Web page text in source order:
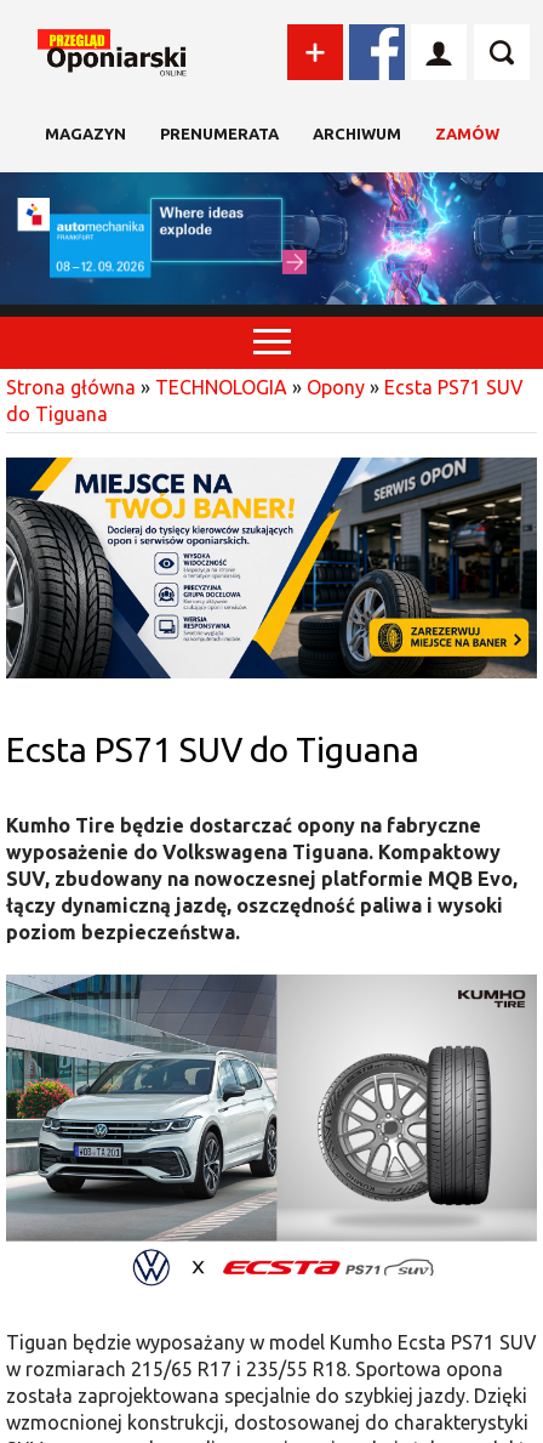
MAGAZYN PRENUMERATA ARCHIWUM ZAMÓW
Strona główna » TECHNOLOGIA » Opony » Ecsta PS71 SUV
do Tiguana
Ecsta PS71 SUV do Tiguana
Kumho Tire będzie dostarczać opony na fabryczne
wyposażenie do Volkswagena Tiguana. Kompaktowy
SUV, zbudowany na nowoczesnej platformie MQB Evo,
łączy dynamiczną jazdę, oszczędność paliwa i wysoki
poziom bezpieczeństwa.
Tiguan będzie wyposażany w model Kumho Ecsta PS71 SUV
w rozmiarach 215/65 R17 i 235/55 R18. Sportowa opona
została zaprojektowana specjalnie do szybkiej jazdy. Dzięki
wzmocnionej konstrukcji, dostosowanej do charakterystyki